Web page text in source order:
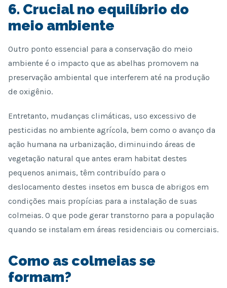
6. Crucial no equilíbrio do
meio ambiente
Outro ponto essencial para a conservação do meio
ambiente é o impacto que as abelhas promovem na
preservação ambiental que interferem até na produção
de oxigênio.
Entretanto, mudanças climáticas, uso excessivo de
pesticidas no ambiente agrícola, bem como o avanço da
ação humana na urbanização, diminuindo áreas de
vegetação natural que antes eram habitat destes
pequenos animais, têm contribuído para o
deslocamento destes insetos em busca de abrigos em
condições mais propícias para a instalação de suas
colmeias. O que pode gerar transtorno para a população
quando se instalam em áreas residenciais ou comerciais.
Como as colmeias se
formam?